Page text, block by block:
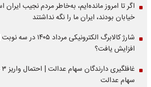
اگر تا امروز مانده‌ایم، به‌خاطر مردم نجیب
خیابان بودند، ایران ما را نگه نداشتند
شارژ کالابرگ
افزایش یافت؟
سهام عدالت